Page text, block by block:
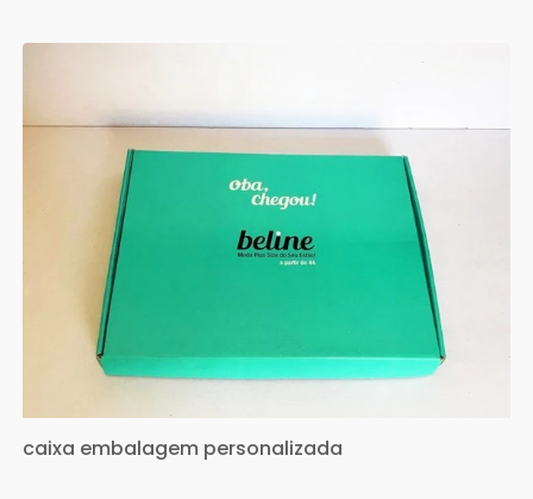
caixa embalagem personalizada